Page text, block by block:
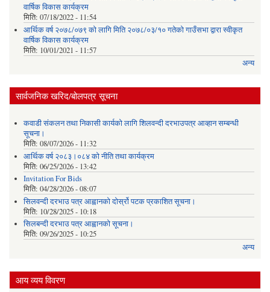
वार्षिक विकास कार्यक्रम
मिति: 07/18/2022 - 11:54
आर्थिक वर्ष २०७८/०७९ को लागि मिति २०७८/०३/१० गतेको गाउँसभा द्वारा स्वीकृत
वार्षिक विकास कार्यक्रम
मिति: 10/01/2021 - 11:57
अन्य
सार्वजनिक खरिद/बोलपत्र सूचना
कवाडी संकलन तथा निकासी कार्यको लागि शिलवन्दी दरभाउपत्र आव्हान सम्बन्धी
सूचना।
मिति: 08/07/2026 - 11:32
आर्थिक वर्ष २०८३।०८४ को नीति तथा कार्यक्रम
मिति: 06/25/2026 - 13:42
Invitation For Bids
मिति: 04/28/2026 - 08:07
सिलवन्दी दरभाउ पत्र आह्वानको दोर्स्रो पटक प्रकाशित सूचना।
मिति: 10/28/2025 - 10:18
सिलबन्दी दरभाउ पत्र आह्वानको सूचना।
मिति: 09/26/2025 - 10:25
अन्य
आय व्यय विवरण